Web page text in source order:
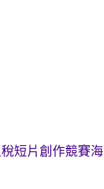
短片創作競賽